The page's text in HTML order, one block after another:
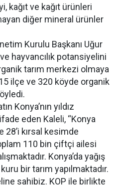
kağıt ve kağıt ürünleri
diğer mineral ürünler
Kurulu Başkanı Uğur
hayvancılık potansiyelini
tarım merkezi olmaya
ilçe ve 320 köyde organik
Konya’nın yıldız
eden Kaleli, “Konya
28’i kırsal kesimde
110 bin çiftçi ailesi
Konya’da yağış
bir tarım yapılmaktadır.
sahibiz. KOP ile birlikte